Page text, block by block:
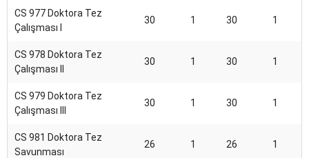
CS 977 Doktora Tez
Çalışması I
30 1 30 1
CS 978 Doktora Tez
Çalışması II
30 1 30 1
CS 979 Doktora Tez
Çalışması III
30 1 30 1
CS 981 Doktora Tez
Savunması
26 1 26 1